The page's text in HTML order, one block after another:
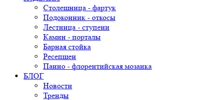
Столешница - фартук
Подоконник - откосы
Лестница - ступени
Камин - порталы
Барная стойка
Ресепшен
Панно - флорентийская мозаика
БЛОГ
Новости
Тренды